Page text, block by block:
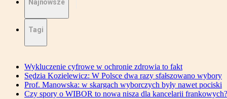
Najnowsze
Tagi
Wykluczenie cyfrowe w ochronie zdrowia to fakt
Sędzia Kozielewicz: W Polsce dwa razy sfałszowano wybory
Prof. Manowska: w skargach wyborczych były nawet pociski
Czy spory o WIBOR to nowa nisza dla kancelarii frankowych?